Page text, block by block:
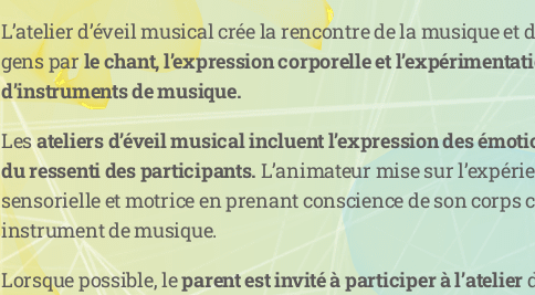
L’atelier d’éveil musical crée la rencontre de la musique et
gens parle chant, l’expression corporelle et
d’instruments de musique.
Lesateliers d’éveil musical incluent l’expression des
du ressenti des participants. L’animateur mise sur
sensorielle et motrice en prenant conscience de son corps
instrument de musique.
Lorsque possible, leparent est invité à participer à l’atelier